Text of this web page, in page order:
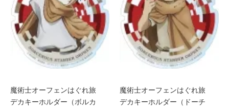
魔術士オーフェンはぐれ旅
デカキーホルダー（ボルカ
魔術士オーフェンはぐれ旅
デカキーホルダー（ドーチ